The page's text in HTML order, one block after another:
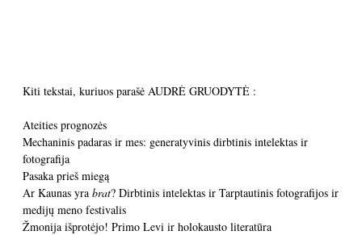
Kiti tekstai, kuriuos parašė AUDRĖ GRUODYTĖ :
Ateities prognozės
Mechaninis padaras ir mes: generatyvinis dirbtinis intelektas ir
fotografija
Pasaka prieš miegą
Ar Kaunas yra brat? Dirbtinis intelektas ir Tarptautinis fotografijos ir
medijų meno festivalis
Žmonija išprotėjo! Primo Levi ir holokausto literatūra